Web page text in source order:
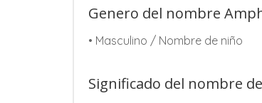
Genero del nombre
• Masculino / Nombre de niño
Significado del nombre